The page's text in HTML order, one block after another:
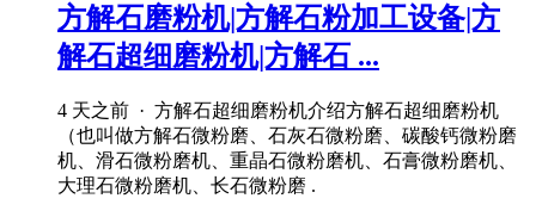
方解石磨粉机|方解石粉加工设备|方
解石超细磨粉机|方解石 ...
4 天之前 · 方解石超细磨粉机介绍方解石超细磨粉机
（也叫做方解石微粉磨、石灰石微粉磨、碳酸钙微粉磨
机、滑石微粉磨机、重晶石微粉磨机、石膏微粉磨机、
大理石微粉磨机、长石微粉磨 .